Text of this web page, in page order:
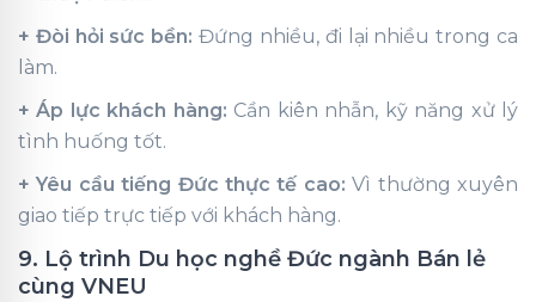
+ Đòi hỏi sức bền: Đứng nhiều, đi lại nhiều trong ca
làm.
+ Áp lực khách hàng: Cần kiên nhẫn, kỹ năng xử lý
tình huống tốt.
+ Yêu cầu tiếng Đức thực tế cao: Vì thường xuyên
giao tiếp trực tiếp với khách hàng.
9. Lộ trình Du học nghề Đức ngành Bán lẻ
cùng VNEU